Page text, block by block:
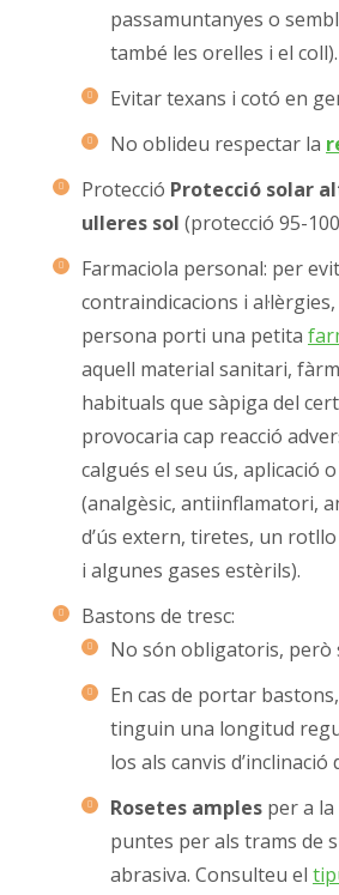
passamuntanyes o
també les orelles i el coll).
Evitar texans i cotó en
No oblideu respectar la
Protecció Protecció solar
ulleres sol (protecció 95-
Farmaciola personal: per
contraindicacions i
persona porti una petita
aquell material sanitari,
habituals que sàpiga del
provocaria cap reacció
calgués el seu ús, aplicació
(analgèsic, antiinflamatori,
d’ús extern, tiretes, un
i algunes gases estèrils).
Bastons de tresc:
No són obligatoris, però
En cas de portar
tinguin una longitud
los als canvis
Rosetes amples per a
puntes per als trams de
abrasiva. Consulteu el